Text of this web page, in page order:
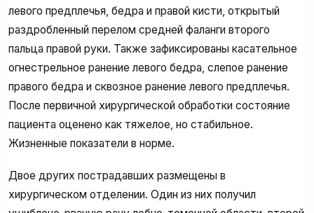
левого предплечья, бедра и правой кисти, открытый
раздробленный перелом средней фаланги второго
пальца правой руки. Также зафиксированы касательное
огнестрельное ранение левого бедра, слепое ранение
правого бедра и сквозное ранение левого предплечья.
После первичной хирургической обработки состояние
пациента оценено как тяжелое, но стабильное.
Жизненные показатели в норме.
Двое других пострадавших размещены в
хирургическом отделении. Один из них получил